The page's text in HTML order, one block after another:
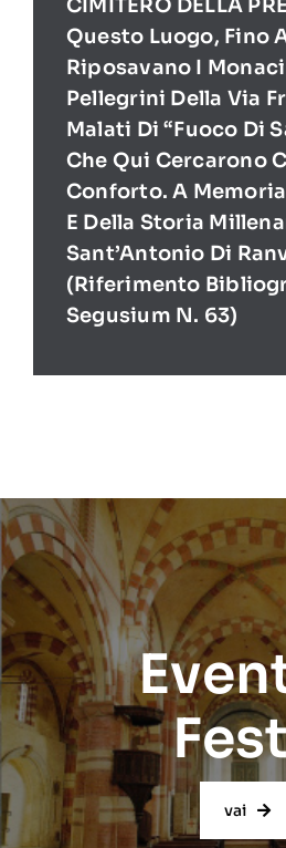
CIMITERO DELLA
Questo Luogo, Fino
Riposavano I
Pellegrini Della Via
Malati Di “Fuoco Di
Che Qui Cercarono
Conforto. A
E Della Storia
Sant’Antonio Di
(Riferimento
Segusium N. 63)
vai